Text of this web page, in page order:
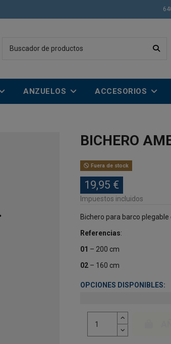
ANZUELOS ACCESORIOS
BICHERO
Fuera de stock
19,95 €
Impuestos incluidos
Bichero para barco
Referencias:
01 – 200 cm
02 – 160 cm
OPCIONES DISPONIBLES: